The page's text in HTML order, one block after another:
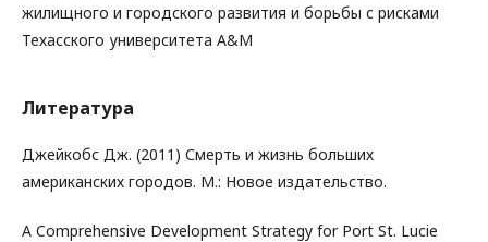
жилищного и городского развития и борьбы с рисками
Техасского университета A&M
Литература
Джейкобс Дж. (2011) Смерть и жизнь больших
американских городов. М.: Новое издательство.
A Comprehensive Development Strategy for Port St. Lucie